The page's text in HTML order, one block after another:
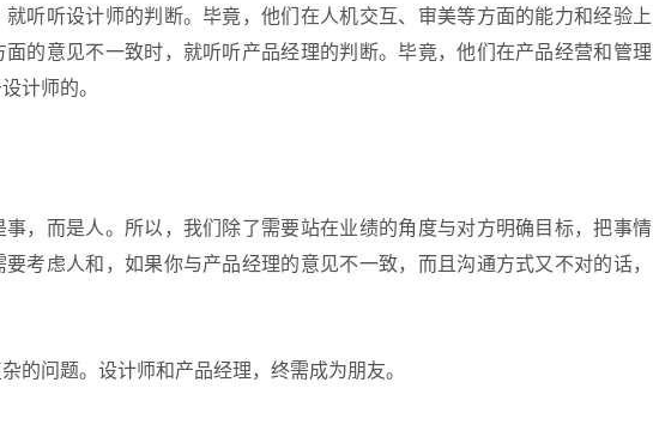
听听设计师的判断。毕竟，他们在人机交互、审美等方面的能力和经验上
的意见不一致时，就听听产品经理的判断。毕竟，他们在产品经营和管理
计师的。
，而是人。所以，我们除了需要站在业绩的角度与对方明确目标，把事情
考虑人和，如果你与产品经理的意见不一致，而且沟通方式又不对的话，
的问题。设计师和产品经理，终需成为朋友。